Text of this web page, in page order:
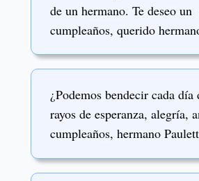
de un hermano. Te deseo
cumpleaños, querido
¿Podemos bendecir cada
rayos de esperanza, alegría,
cumpleaños, hermano